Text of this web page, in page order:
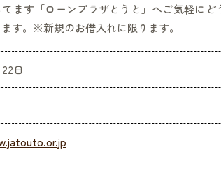
ます「ローンプラザとうと」へご気軽に
す。※新規のお借入れに限ります。
日